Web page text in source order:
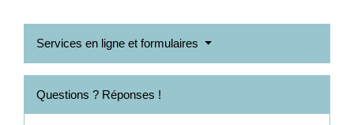
Services en ligne et formulaires
Questions ? Réponses !